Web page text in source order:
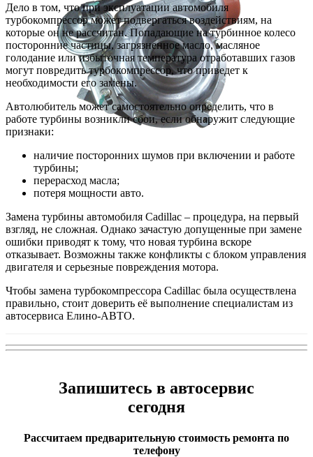
Дело в том, что при эксплуатации автомобиля
турбокомпрессор может подвергаться воздействиям, на
которые он не рассчитан. Попадающие на турбинное колесо
посторонние частицы, загрязненное масло, масляное
голодание или избыточная температура отработавших газов
могут повредить турбокомпрессор, что приведет к
необходимости его замены.
Автолюбитель может самостоятельно определить, что в
работе турбины возникли сбои, если обнаружит следующие
признаки:
наличие посторонних шумов при включении и работе
турбины;
перерасход масла;
потеря мощности авто.
Замена турбины автомобиля Cadillac – процедура, на первый
взгляд, не сложная. Однако зачастую допущенные при замене
ошибки приводят к тому, что новая турбина вскоре
отказывает. Возможны также конфликты с блоком управления
двигателя и серьезные повреждения мотора.
Чтобы замена турбокомпрессора Cadillac была осуществлена
правильно, стоит доверить её выполнение специалистам из
автосервиса Елино-АВТО.
Запишитесь в автосервис
сегодня
Рассчитаем предварительную стоимость ремонта по
телефону